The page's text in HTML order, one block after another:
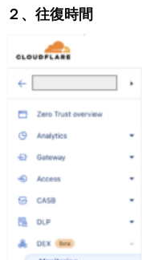
２、往復時間